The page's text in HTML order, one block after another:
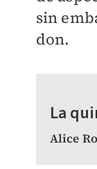
sin
don.
La
Alice